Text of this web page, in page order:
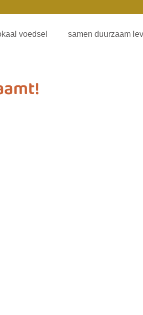
voedsel samen duurzaam